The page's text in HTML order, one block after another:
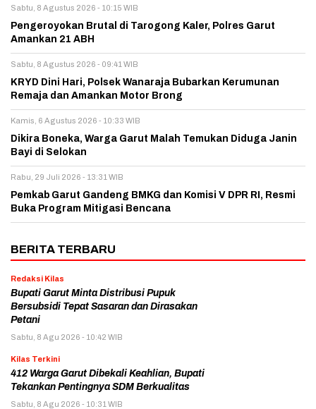
Sabtu, 8 Agustus 2026 - 10:15 WIB
Pengeroyokan Brutal di Tarogong Kaler, Polres Garut
Amankan 21 ABH
Sabtu, 8 Agustus 2026 - 09:41 WIB
KRYD Dini Hari, Polsek Wanaraja Bubarkan Kerumunan
Remaja dan Amankan Motor Brong
Kamis, 6 Agustus 2026 - 10:33 WIB
Dikira Boneka, Warga Garut Malah Temukan Diduga Janin
Bayi di Selokan
Rabu, 29 Juli 2026 - 13:31 WIB
Pemkab Garut Gandeng BMKG dan Komisi V DPR RI, Resmi
Buka Program Mitigasi Bencana
BERITA TERBARU
Redaksi Kilas
Bupati Garut Minta Distribusi Pupuk
Bersubsidi Tepat Sasaran dan Dirasakan
Petani
Sabtu, 8 Agu 2026 - 10:42 WIB
Kilas Terkini
412 Warga Garut Dibekali Keahlian, Bupati
Tekankan Pentingnya SDM Berkualitas
Sabtu, 8 Agu 2026 - 10:31 WIB